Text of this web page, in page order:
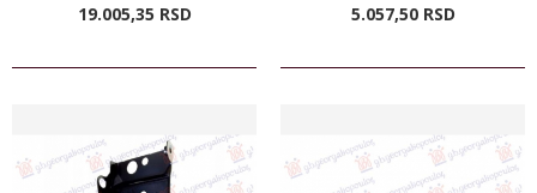
19.005,35 RSD 5.057,50 RSD